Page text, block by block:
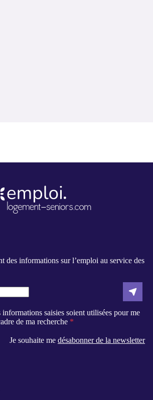
des informations sur l’emploi au service des
informations saisies soient utilisées pour me
de ma recherche
Je souhaite me désabonner de la newsletter